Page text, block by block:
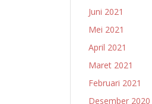
Juni 2021
Mei 2021
April 2021
Maret 2021
Februari 2021
Desember 2020